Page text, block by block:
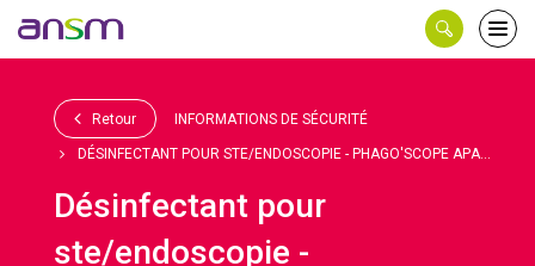
le
Retour INFORMATIONS DE SÉCURITÉ
DÉSINFECTANT POUR STE/ENDOSCOPIE - PHAGO'SCOPE APA...
Désinfectant pour
ste/endoscopie -